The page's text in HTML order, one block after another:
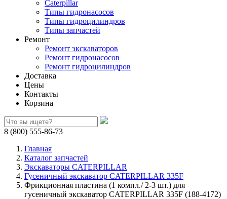
Caterpillar
Типы гидронасосов
Типы гидроцилиндров
Типы запчастей
Ремонт
Ремонт экскаваторов
Ремонт гидронасосов
Ремонт гидроцилиндров
Доставка
Цены
Контакты
Корзина
8 (800) 555-86-73
Главная
Каталог запчастей
Экскаваторы CATERPILLAR
Гусеничный экскаватор CATERPILLAR 335F
Фрикционная пластина (1 компл./ 2-3 шт.) для
гусеничный экскаватор CATERPILLAR 335F (188-4172)